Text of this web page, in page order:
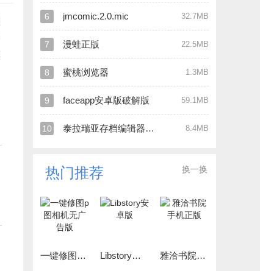
6 jmcomic.2.0.mic 32.7MB
7 漫蛙正版 22.5MB
8 蜜桃浏览器 1.3MB
9 faceapp安卓版破解版 59.1MB
10 泰拉瑞亚存档编辑器官网版 8.4MB
热门推荐 换一换
一键修图p图相机无广告版 Libstory安卓版 雅洽书院手机正版